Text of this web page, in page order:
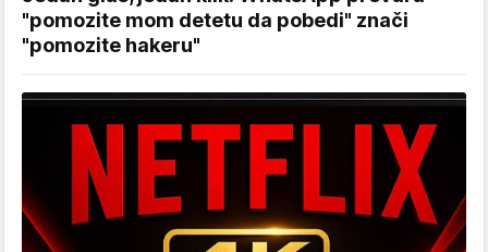
"pomozite mom detetu da pobedi" znači
"pomozite hakeru"